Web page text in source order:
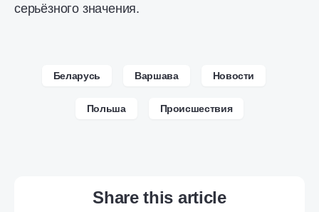
серьёзного значения.
Беларусь Варшава Новости
Польша Происшествия
Share this article